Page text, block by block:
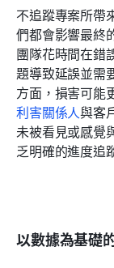
不追蹤專案所帶
們都會影響最終
團隊花時間在錯
題導致延誤並需
方面，損害可能
利害關係人與客
未被看見或感覺
乏明確的進度追
以數據為基礎